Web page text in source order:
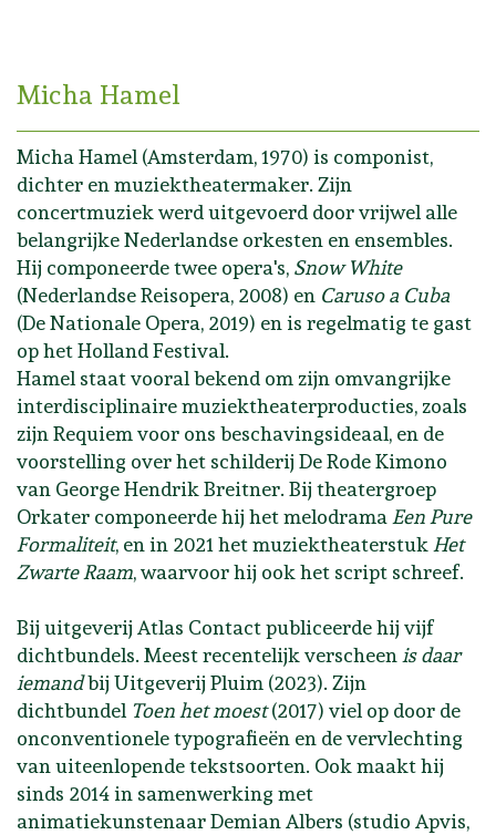
Micha Hamel
Micha Hamel (Amsterdam, 1970) is componist,
dichter en muziektheatermaker. Zijn
concertmuziek werd uitgevoerd door vrijwel alle
belangrijke Nederlandse orkesten en ensembles.
Hij componeerde twee opera's, Snow White
(Nederlandse Reisopera, 2008) en Caruso a Cuba
(De Nationale Opera, 2019) en is regelmatig te gast
op het Holland Festival.
Hamel staat vooral bekend om zijn omvangrijke
interdisciplinaire muziektheaterproducties, zoals
zijn Requiem voor ons beschavingsideaal, en de
voorstelling over het schilderij De Rode Kimono
van George Hendrik Breitner. Bij theatergroep
Orkater componeerde hij het melodramaEen Pure
Formaliteit, en in 2021 het muziektheaterstukHet
Zwarte Raam, waarvoor hij ook het script schreef.
Bij uitgeverij Atlas Contact publiceerde hij vijf
dichtbundels. Meest recentelijk verscheenis daar
iemandbij Uitgeverij Pluim (2023). Zijn
dichtbundel Toen het moest(2017) viel op door de
onconventionele typografieën en de vervlechting
van uiteenlopende tekstsoorten. Ook maakt hij
sinds 2014 in samenwerking met
animatiekunstenaar Demian Albers (studio Apvis,